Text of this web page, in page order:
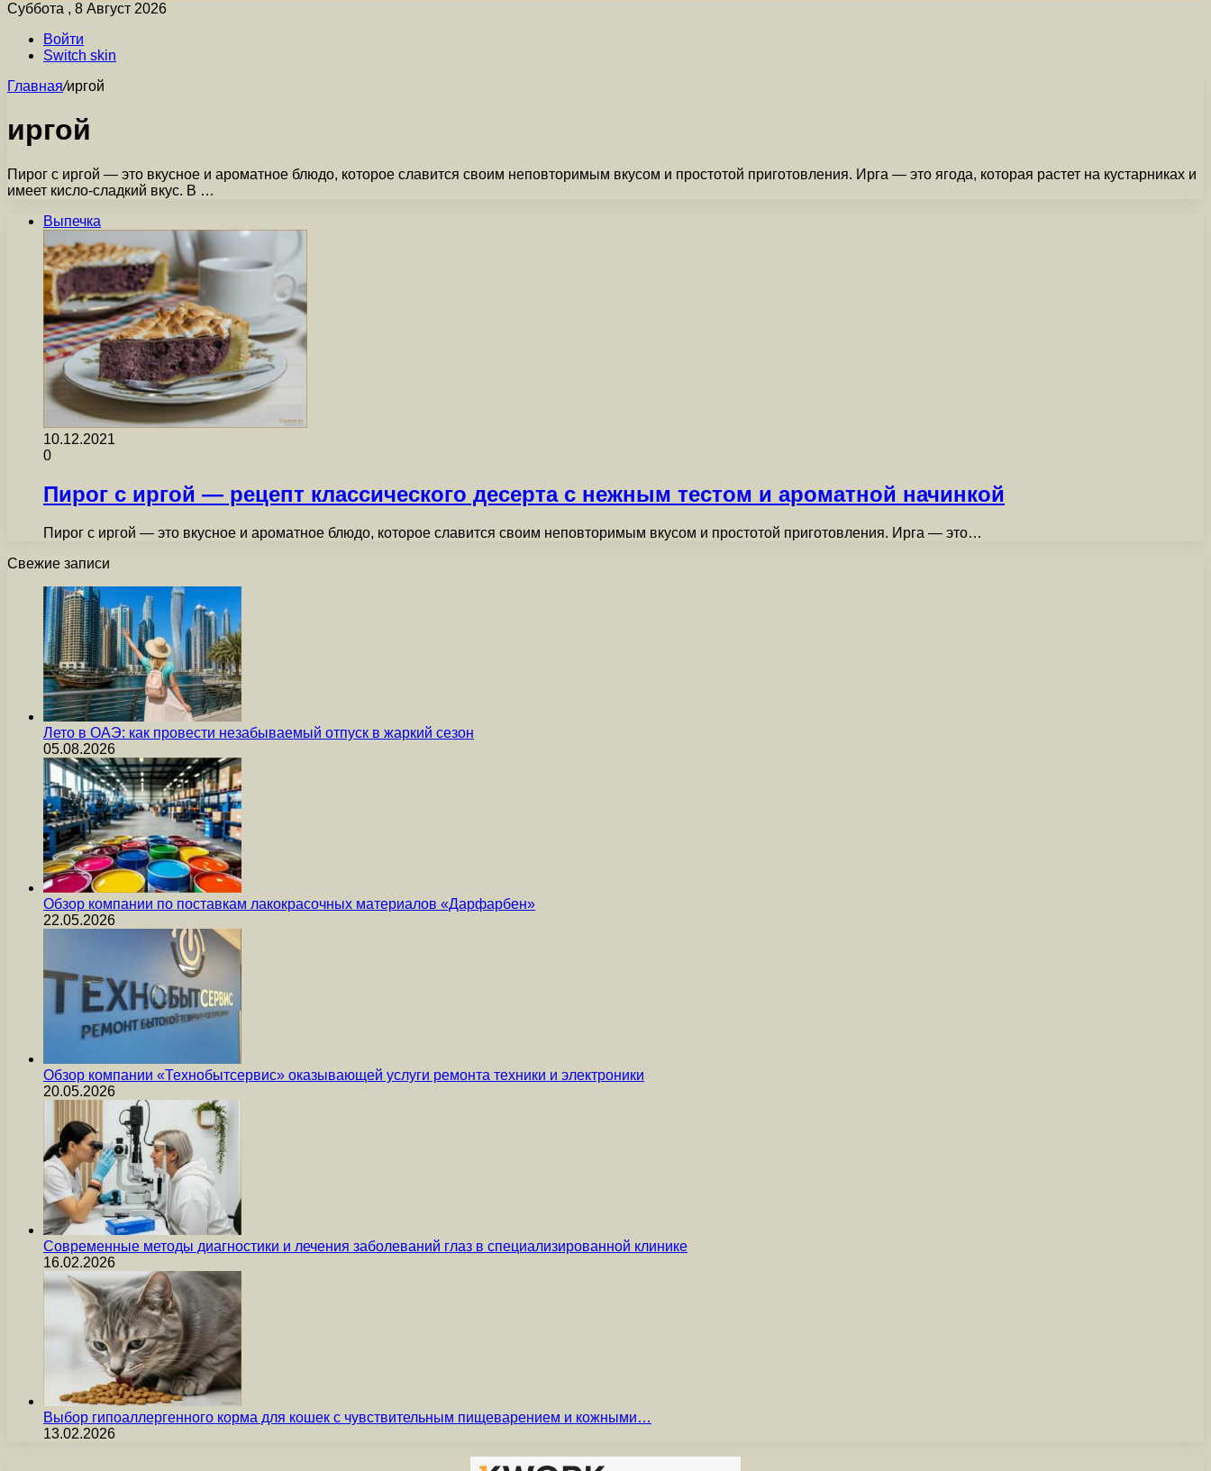
Суббота , 8 Август 2026
Войти
Switch skin
Главная/иргой
иргой
Пирог с иргой — это вкусное и ароматное блюдо, которое славится своим неповторимым вкусом и простотой приготовления. Ирга — это ягода, которая растет на кустарниках и
имеет кисло-сладкий вкус. В …
Выпечка
10.12.2021
0
Пирог с иргой — рецепт классического десерта с нежным тестом и ароматной начинкой
Пирог с иргой — это вкусное и ароматное блюдо, которое славится своим неповторимым вкусом и простотой приготовления. Ирга — это…
Свежие записи
Лето в ОАЭ: как провести незабываемый отпуск в жаркий сезон
05.08.2026
Обзор компании по поставкам лакокрасочных материалов «Дарфарбен»
22.05.2026
Обзор компании «Технобытсервис» оказывающей услуги ремонта техники и электроники
20.05.2026
Современные методы диагностики и лечения заболеваний глаз в специализированной клинике
16.02.2026
Выбор гипоаллергенного корма для кошек с чувствительным пищеварением и кожными…
13.02.2026